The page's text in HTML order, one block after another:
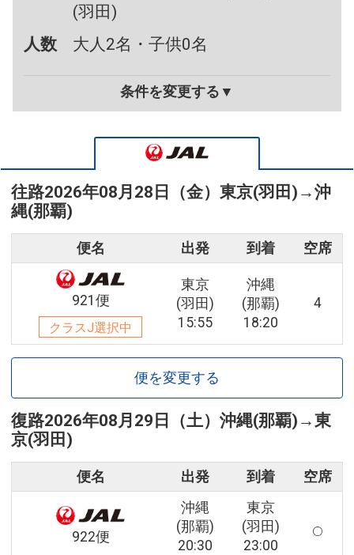
(羽田)
人数
大人2名・子供0名
条件を変更する▼
往路2026年08月28日（金） 東京(羽田) →沖
縄(那覇)
便名 出発 到着 空席
921便
クラスJ選択中
東京
(羽田)
15:55
沖縄
(那覇)
18:20
4
便を変更する
復路2026年08月29日（土） 沖縄(那覇) →東
京(羽田)
便名 出発 到着 空席
922便
沖縄
(那覇)
20:30
東京
(羽田)
23:00